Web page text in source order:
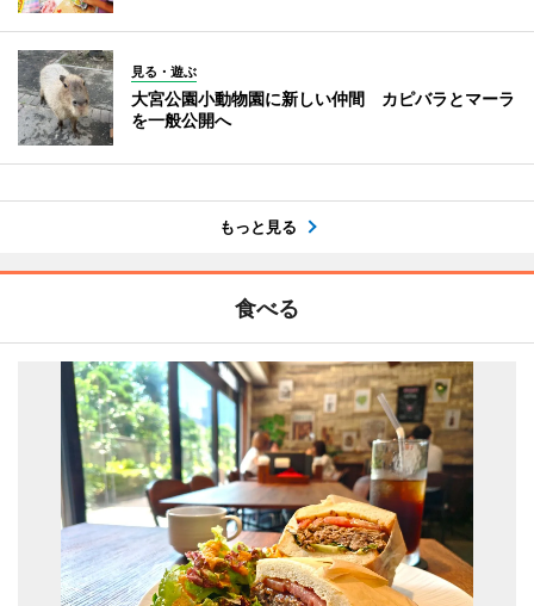
見る・遊ぶ
大宮公園小動物園に新しい仲間 カピバラとマーラ
を一般公開へ
もっと見る
食べる